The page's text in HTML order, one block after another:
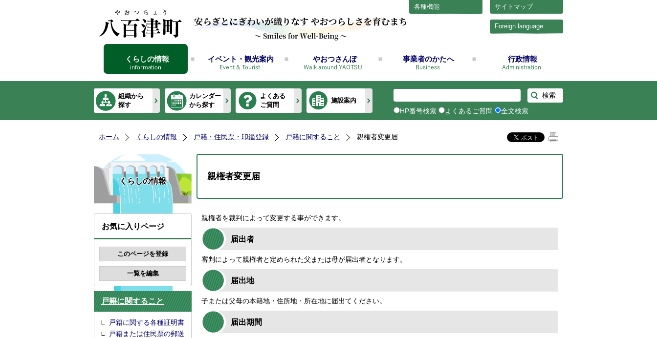
サイトマップ
各種機能
Foreign language
くらしの情報 イベント・観光案内 やおつさんぽ 事業者のかたへ 行政情報
組織から
探す
カレンダー
から探す
よくある
ご質問
施設案内
HP番号検索 よくあるご質問 全文検索
ホーム くらしの情報 戸籍・住民票・印鑑登録 戸籍に関すること 親権者変更届
くらしの情報
お気に入りページ
戸籍に関すること
戸籍に関する各種証明書
戸籍または住民票の郵送
親権者変更届
親権者を裁判によって変更する事ができます。
届出者
審判によって親権者と定められた父または母が届出者となります。
届出地
子または父母の本籍地・住所地・所在地に届出てください。
届出期間